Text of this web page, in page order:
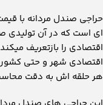
ای است که در آن تولیدی
اقتصادی را بازتعریف
اقتصادی شهر و حتی
هر حلقه ‌اش به‌ دقت